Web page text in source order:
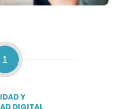
1
Y
DIGITAL